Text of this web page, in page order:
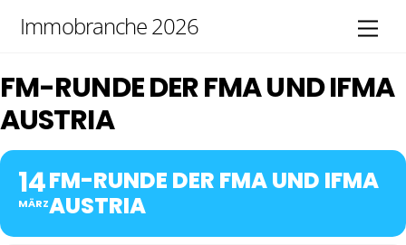
Immobranche 2026
FM-RUNDE DER FMA UND IFMA
AUSTRIA
14
MÄRZ
FM-RUNDE DER FMA UND IFMA
AUSTRIA